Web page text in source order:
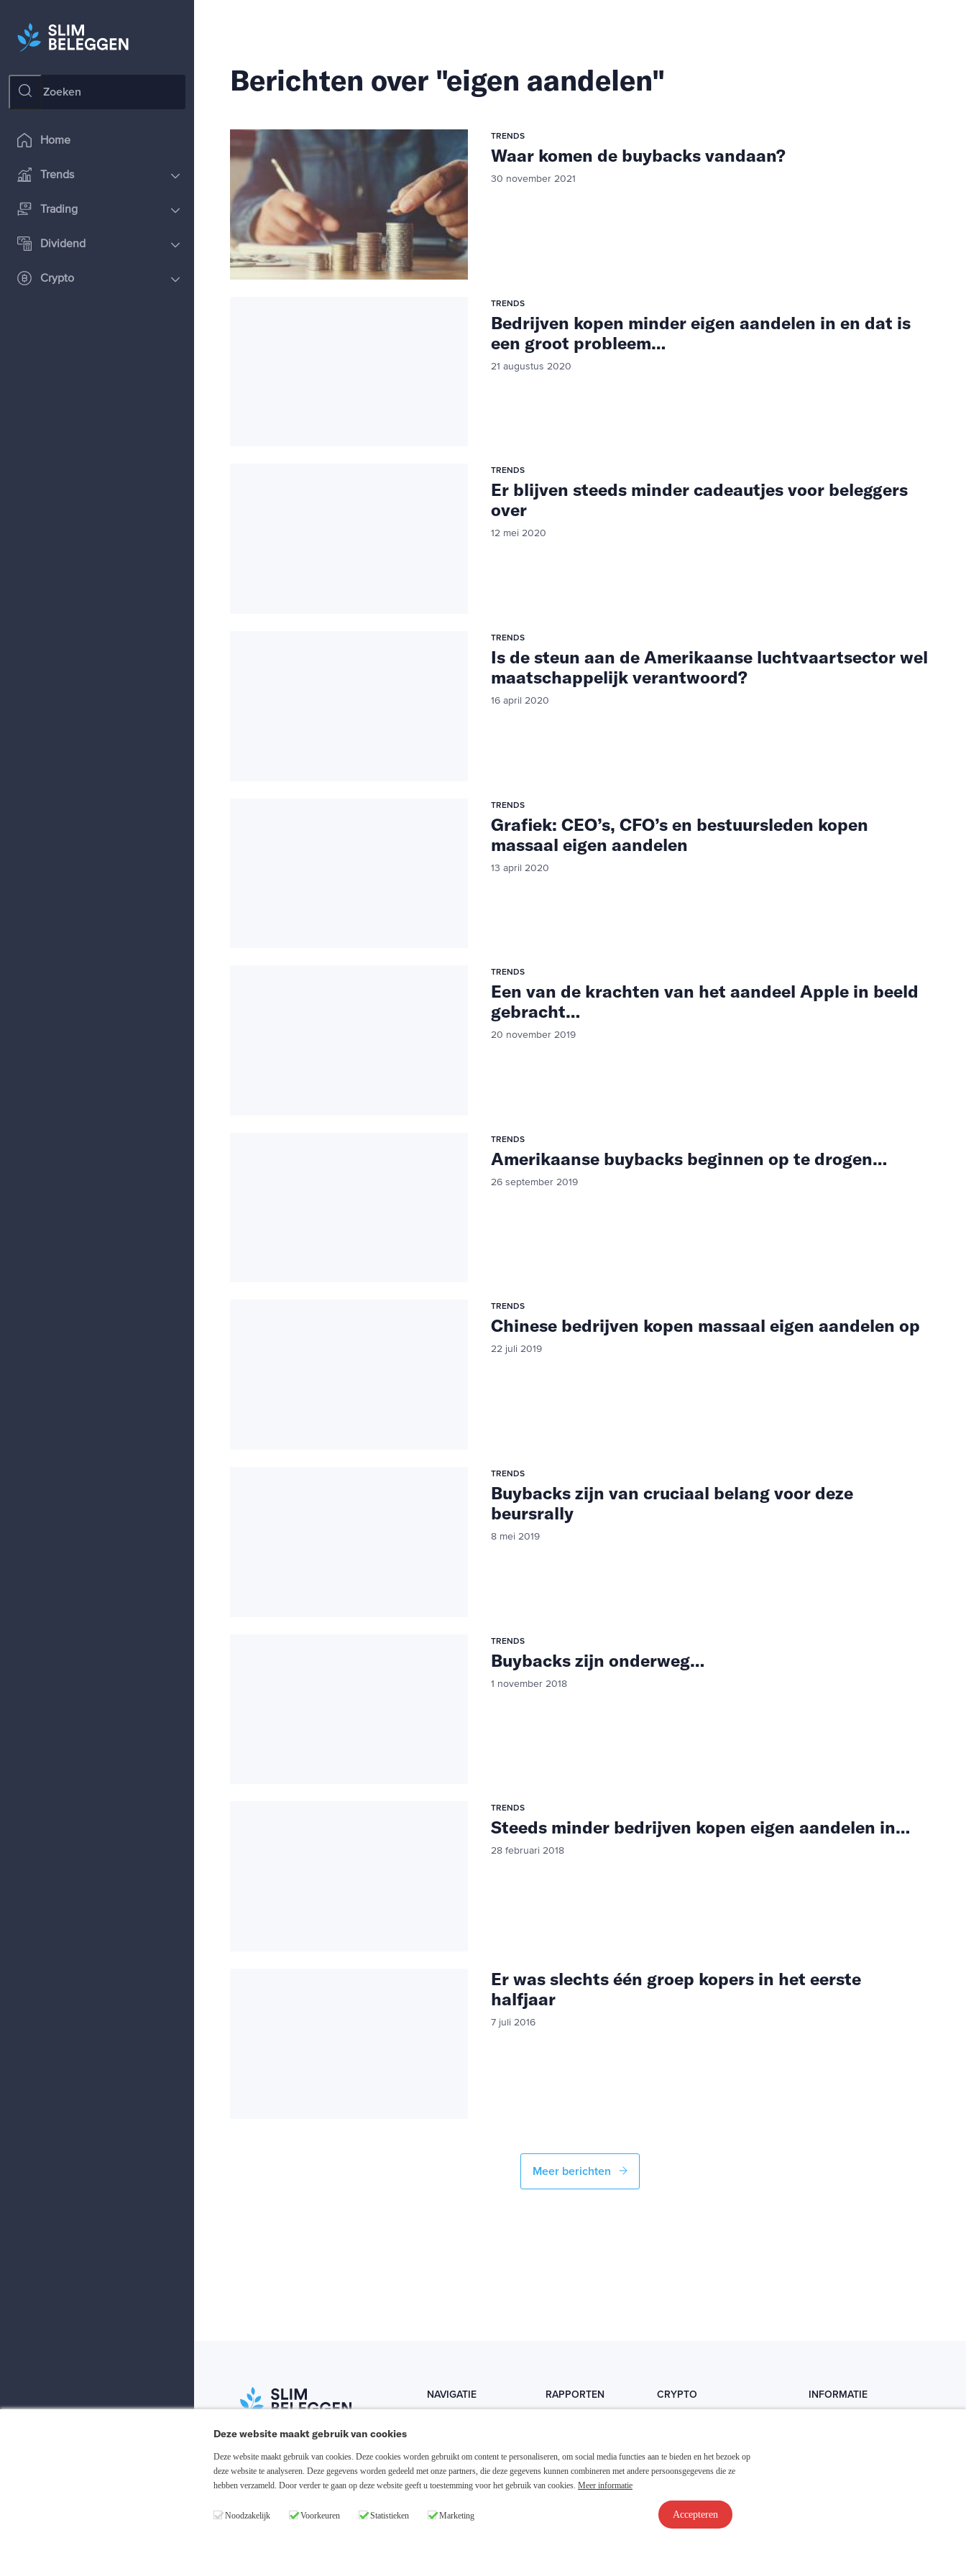
Home
Trends
Trading
Dividend
Crypto
Berichten over "eigen aandelen"
TRENDS
Waar komen de buybacks vandaan?
30 november 2021
TRENDS
Bedrijven kopen minder eigen aandelen in en dat is
een groot probleem…
21 augustus 2020
TRENDS
Er blijven steeds minder cadeautjes voor beleggers
over
12 mei 2020
TRENDS
Is de steun aan de Amerikaanse luchtvaartsector wel
maatschappelijk verantwoord?
16 april 2020
TRENDS
Grafiek: CEO’s, CFO’s en bestuursleden kopen
massaal eigen aandelen
13 april 2020
TRENDS
Een van de krachten van het aandeel Apple in beeld
gebracht…
20 november 2019
TRENDS
Amerikaanse buybacks beginnen op te drogen…
26 september 2019
TRENDS
Chinese bedrijven kopen massaal eigen aandelen op
22 juli 2019
TRENDS
Buybacks zijn van cruciaal belang voor deze
beursrally
8 mei 2019
TRENDS
Buybacks zijn onderweg…
1 november 2018
TRENDS
Steeds minder bedrijven kopen eigen aandelen in…
28 februari 2018
Er was slechts één groep kopers in het eerste
halfjaar
7 juli 2016
Meer berichten
NAVIGATIE
Media links
RAPPORTEN
Dividend
CRYPTO
Crypto koopgids
INFORMATIE
Deze website maakt gebruik van cookies
Deze website maakt gebruik van cookies. Deze cookies worden gebruikt om content te personaliseren, om social media functies aan te bieden en het bezoek op
deze website te analyseren. Deze gegevens worden gedeeld met onze partners, die deze gegevens kunnen combineren met andere persoonsgegevens die ze
hebben verzameld. Door verder te gaan op deze website geeft u toestemming voor het gebruik van cookies. Meer informatie
Noodzakelijk Voorkeuren Statistieken Marketing Accepteren